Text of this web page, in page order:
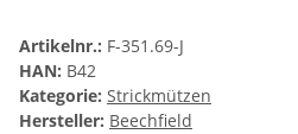
Artikelnr.: F-351.69-J
HAN: B42
Kategorie: Strickmützen
Hersteller: Beechfield